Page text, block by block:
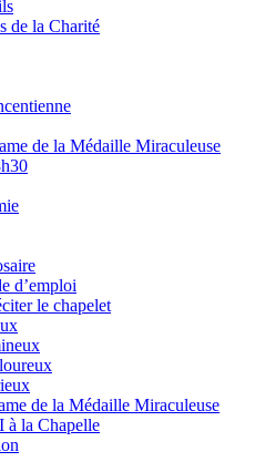
de la Charité
de la Médaille Miraculeuse
d’emploi
le chapelet
de la Médaille Miraculeuse
à la Chapelle